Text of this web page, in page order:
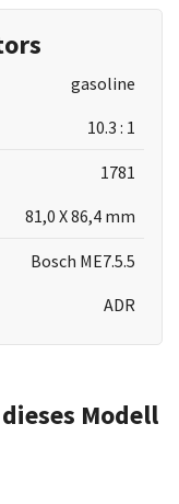
gasoline
10.3 : 1
1781
81,0 X 86,4 mm
Bosch ME7.5.5
ADR
Modell